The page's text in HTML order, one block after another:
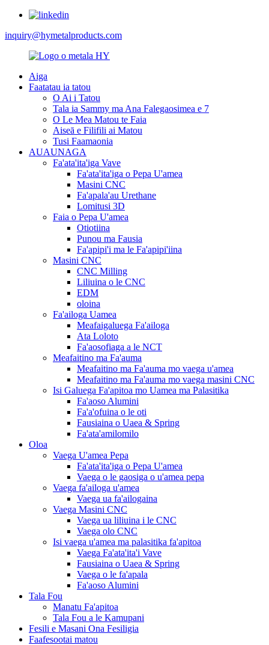
inquiry@hymetalproducts.com
Aiga
Faatatau ia tatou
O Ai i Tatou
Tala ia Sammy ma Ana Falegaosimea e 7
O Le Mea Matou te Faia
Aiseā e Filifili ai Matou
Tusi Faamaonia
AUAUNAGA
Fa'ata'ita'iga Vave
Fa'ata'ita'iga o Pepa U'amea
Masini CNC
Fa'apala'au Urethane
Lomitusi 3D
Faia o Pepa U'amea
Otiotiina
Punou ma Fausia
Fa'apipi'i ma le Fa'apipi'iina
Masini CNC
CNC Milling
Liliuina o le CNC
EDM
oloina
Fa'ailoga Uamea
Meafaigaluega Fa'ailoga
Ata Loloto
Fa'aosofiaga a le NCT
Meafaitino ma Fa'auma
Meafaitino ma Fa'auma mo vaega u'amea
Meafaitino ma Fa'auma mo vaega masini CNC
Isi Galuega Fa'apitoa mo Uamea ma Palasitika
Fa'aoso Alumini
Fa'a'ofuina o le oti
Fausiaina o Uaea & Spring
Fa'ata'amilomilo
Oloa
Vaega U'amea Pepa
Fa'ata'ita'iga o Pepa U'amea
Vaega o le gaosiga o u'amea pepa
Vaega fa'ailoga u'amea
Vaega ua fa'ailogaina
Vaega Masini CNC
Vaega ua liliuina i le CNC
Vaega olo CNC
Isi vaega u'amea ma palasitika fa'apitoa
Vaega Fa'ata'ita'i Vave
Fausiaina o Uaea & Spring
Vaega o le fa'apala
Fa'aoso Alumini
Tala Fou
Manatu Fa'apitoa
Tala Fou a le Kamupani
Fesili e Masani Ona Fesiligia
Faafesootai matou